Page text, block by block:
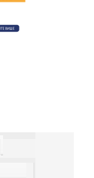
odnosu na prošlu